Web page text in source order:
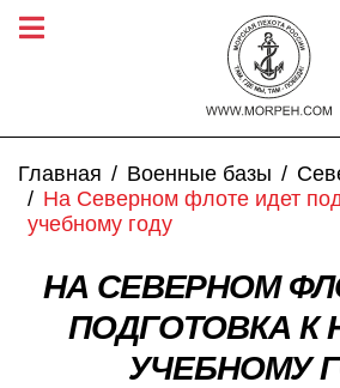
Главная Военные базы
На Северном флоте идет
учебному году
НА СЕВЕРНОМ
ПОДГОТОВКА К
УЧЕБНОМУ